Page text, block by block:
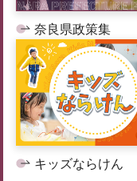
奈良県政策集
キッズならけん